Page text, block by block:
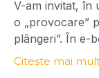
V-am invitat, în
o „provocare”
plângeri”. În e-
propuneam
astfel de zi.
Citește mai